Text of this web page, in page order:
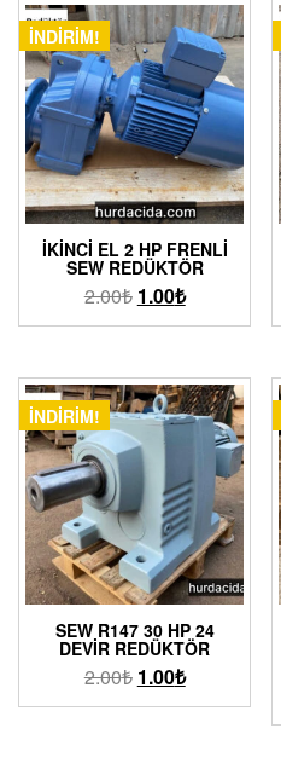
İNDIRIM!
İKINCI EL 2 HP FRENLI
SEW REDÜKTÖR
2.00₺ 1.00₺
İNDIRIM!
SEW R147 30 HP 24
DEVIR REDÜKTÖR
2.00₺ 1.00₺